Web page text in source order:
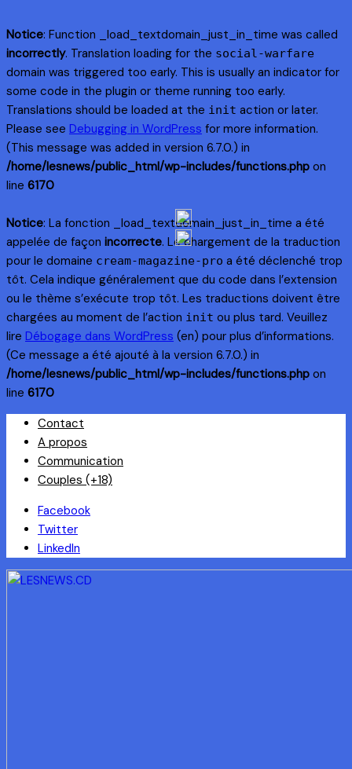
Notice: Function _load_textdomain_just_in_time was called
incorrectly. Translation loading for the social-warfare
domain was triggered too early. This is usually an indicator for
some code in the plugin or theme running too early.
Translations should be loaded at the init action or later.
Please see Debugging in WordPress for more information.
(This message was added in version 6.7.0.) in
/home/lesnews/public_html/wp-includes/functions.php on
line 6170
Notice: La fonction _load_textdomain_just_in_time a été
appelée de façon incorrecte. Le chargement de la traduction
pour le domaine cream-magazine-pro a été déclenché trop
tôt. Cela indique généralement que du code dans l’extension
ou le thème s’exécute trop tôt. Les traductions doivent être
chargées au moment de l’action init ou plus tard. Veuillez
lire Débogage dans WordPress (en) pour plus d’informations.
(Ce message a été ajouté à la version 6.7.0.) in
/home/lesnews/public_html/wp-includes/functions.php on
line 6170
Skip
content
Contact
A propos
Communication
Couples (+18)
Facebook
Twitter
LinkedIn